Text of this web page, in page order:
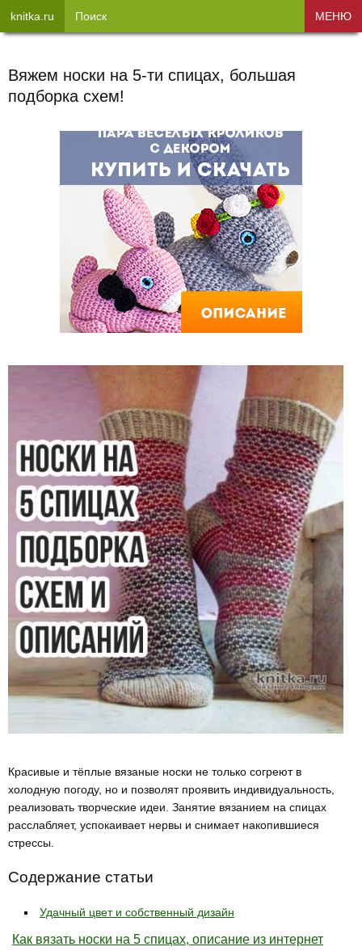
Вяжем носки на 5-ти спицах, большая
подборка схем!
Красивые и тёплые вязаные носки не только согреют в
холодную погоду, но и позволят проявить индивидуальность,
реализовать творческие идеи. Занятие вязанием на спицах
расслабляет, успокаивает нервы и снимает накопившиеся
стрессы.
Содержание статьи
Удачный цвет и собственный дизайн
Как вязать носки на 5 спицах, описание из интернет
knitka.ru Поиск МЕНЮ